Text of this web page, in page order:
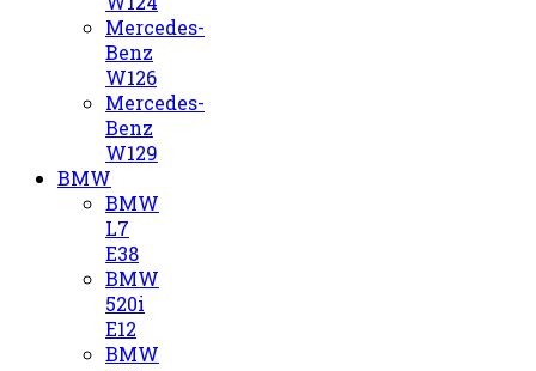
Mercedes-
Benz
W126
Mercedes-
Benz
W129
BMW
BMW
L7
E38
BMW
520i
E12
BMW